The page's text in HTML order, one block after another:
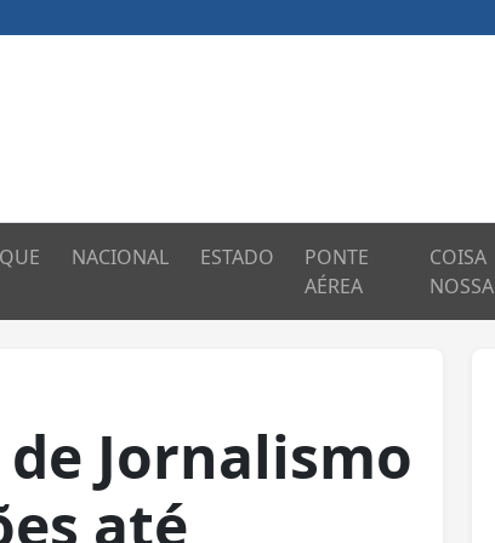
NACIONAL ESTADO
PONTE
AÉREA
COISA
NOSSA
Jornalismo
até